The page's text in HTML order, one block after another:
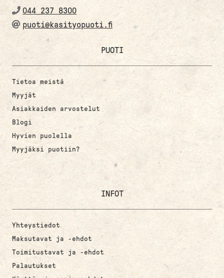
044 237 8300
puoti@kasityopuoti.fi
PUOTI
Tietoa meistä
Myyjät
Asiakkaiden arvostelut
Blogi
Hyvien puolella
Myyjäksi puotiin?
INFOT
Yhteystiedot
Maksutavat ja -ehdot
Toimitustavat ja -ehdot
Palautukset